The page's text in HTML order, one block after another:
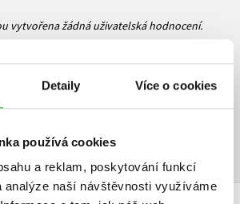
Detaily Více o cookies
používá cookies
a reklam, poskytování funkcí
analýze naší návštěvnosti využíváme
vytvořena žádná uživatelská hodnocení.
vkládat pouze registrovaní uživatelé